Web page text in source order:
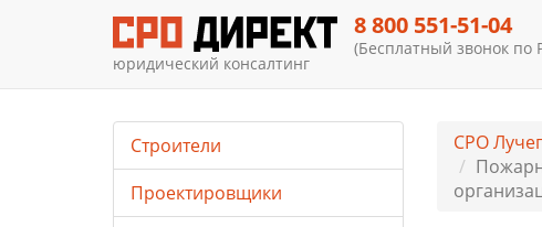
юридический консалтинг
8 800 551-51-04
(Бесплатный звонок по
СРО
Строители
Проектировщики